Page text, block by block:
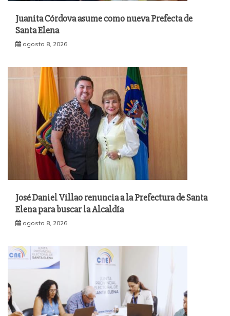
Juanita Córdova asume como nueva Prefecta de
Santa Elena
agosto 8, 2026
José Daniel Villao renuncia a la Prefectura de Santa
Elena para buscar la Alcaldía
agosto 8, 2026